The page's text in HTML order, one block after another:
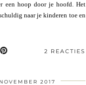
een hoop door je hoofd. Het
naar je kinderen toe en
2 REACTIES
2017